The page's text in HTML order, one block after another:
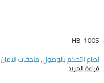
HB-100S
نظام التحكم بالوصول,ملحقات الأمان
قراءة المزيد